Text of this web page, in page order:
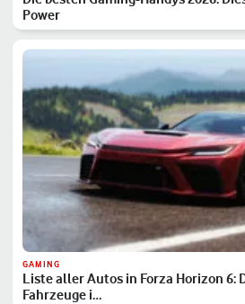
Power
GAMING
Liste aller Autos in Forza Horizon 6:
Fahrzeuge i…